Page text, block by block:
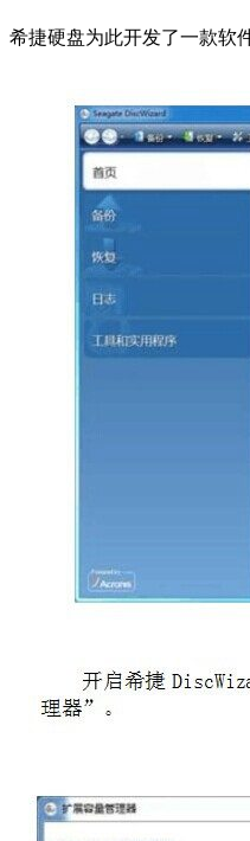
希捷硬盘为此开发了一款软